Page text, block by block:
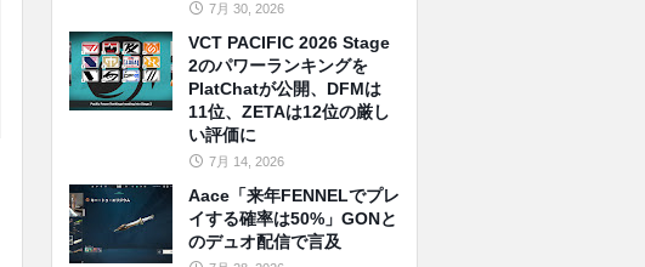
7月 30, 2026
VCT PACIFIC 2026 Stage
2のパワーランキングを
PlatChatが公開、DFMは
11位、ZETAは12位の厳し
い評価に
7月 14, 2026
Aace「来年FENNELでプレ
イする確率は50%」GONと
のデュオ配信で言及